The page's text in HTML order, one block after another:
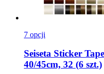
7 opcji
Seiseta Sticker
40/45cm, 32 (6 szt.)